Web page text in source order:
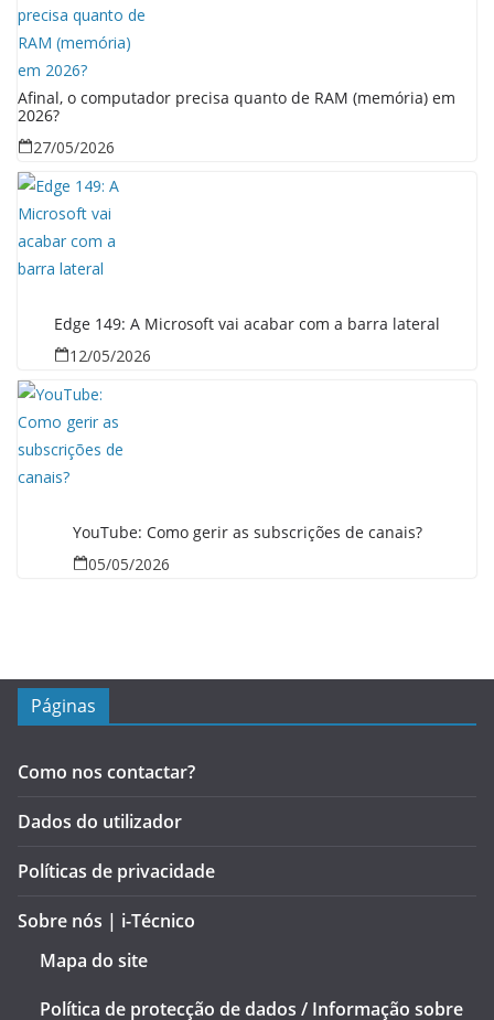
Afinal, o computador precisa quanto de RAM (memória) em
2026?
27/05/2026
Edge 149: A Microsoft vai acabar com a barra lateral
12/05/2026
YouTube: Como gerir as subscrições de canais?
05/05/2026
Páginas
Como nos contactar?
Dados do utilizador
Políticas de privacidade
Sobre nós | i-Técnico
Mapa do site
Política de protecção de dados / Informação sobre